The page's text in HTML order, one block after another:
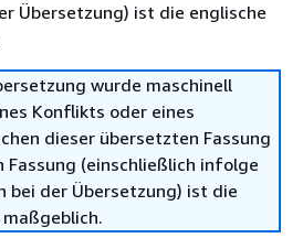
Übersetzung) ist die englische
wurde maschinell
Konflikts oder eines
dieser übersetzten Fassung
Fassung (einschließlich infolge
bei der Übersetzung) ist die